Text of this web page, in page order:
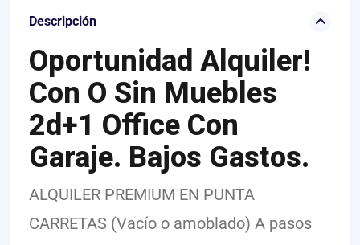
Descripción
Oportunidad Alquiler!
Con O Sin Muebles
2d+1 Office Con
Garaje. Bajos Gastos.
ALQUILER PREMIUM EN PUNTA
CARRETAS (Vacío o amoblado) A pasos